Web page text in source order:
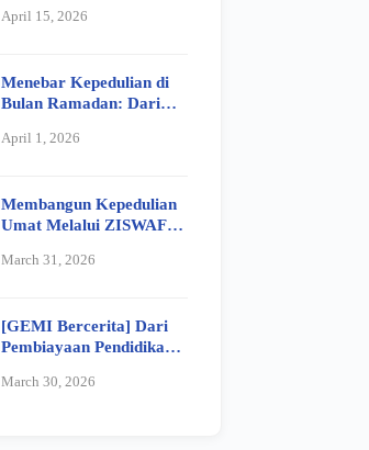
Meneguhkan Nilai
April 15, 2026
Menebar Kepedulian di
Bulan Ramadan: Dari
Bahagia Anak Yatim
April 1, 2026
Membangun Kepedulian
Umat Melalui ZISWAF
Maal
March 31, 2026
[GEMI Bercerita] Dari
Pembiayaan Pendidikan
Perjalanan Ibu Siti
March 30, 2026